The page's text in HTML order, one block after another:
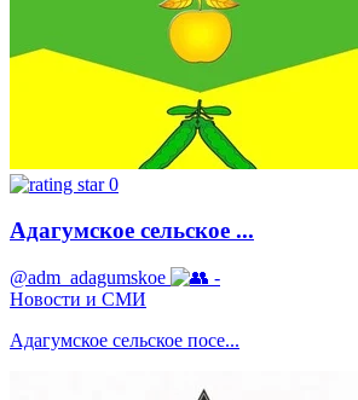
0
Адагумское сельское ...
@adm_adagumskoe
-
Новости и СМИ
Адагумское сельское посе...